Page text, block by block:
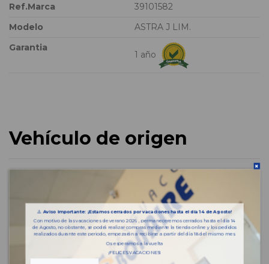
Ref.Marca
39101582
Modelo
ASTRA J LIM.
Garantia
1 año
Vehículo de origen
⚠️Aviso importante: ¡Estamos cerrados por vacaciones hasta el día 14 de Agosto!
Con motivo de las vacaciones de verano 2026 , permaneceremos cerrados hasta el día 14
de Agosto, no obstante, se podrá realizar compras mediante la tienda online y los pedidos
realizados durante este periodo, empezarán a recibirse a partir del día 18 del mismo mes.
Os esperamos a la vuelta
¡FELICES VACACIONES!